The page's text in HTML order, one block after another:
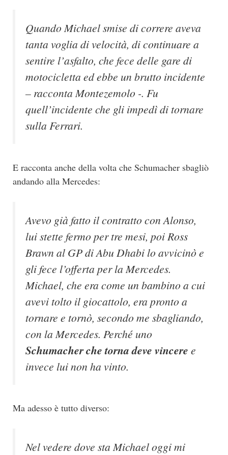
Quando Michael smise di correre aveva
tanta voglia di velocità, di continuare a
sentire l’asfalto, che fece delle gare di
motocicletta ed ebbe un brutto incidente
– racconta Montezemolo -. Fu
quell’incidente che gli impedì di tornare
sulla Ferrari.
E racconta anche della volta che Schumacher sbagliò
andando alla Mercedes:
Avevo già fatto il contratto con Alonso,
lui stette fermo per tre mesi, poi Ross
Brawn al GP di Abu Dhabi lo avvicinò e
gli fece l’offerta per la Mercedes.
Michael, che era come un bambino a cui
avevi tolto il giocattolo, era pronto a
tornare e tornò, secondo me sbagliando,
con la Mercedes. Perché uno
Schumacher che torna deve vincere e
invece lui non ha vinto.
Ma adesso è tutto diverso:
Nel vedere dove sta Michael oggi mi